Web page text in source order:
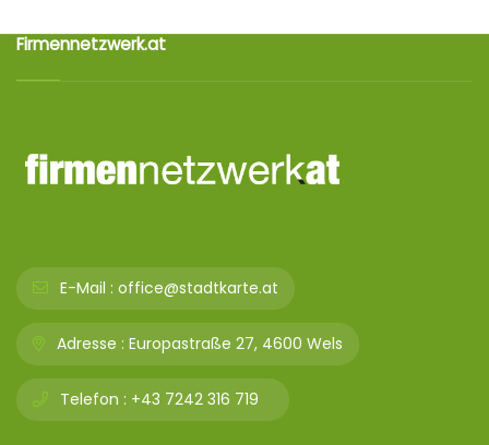
Firmennetzwerk.at
E-Mail : office@stadtkarte.at
Adresse : Europastraße 27, 4600 Wels
Telefon : +43 7242 316 719